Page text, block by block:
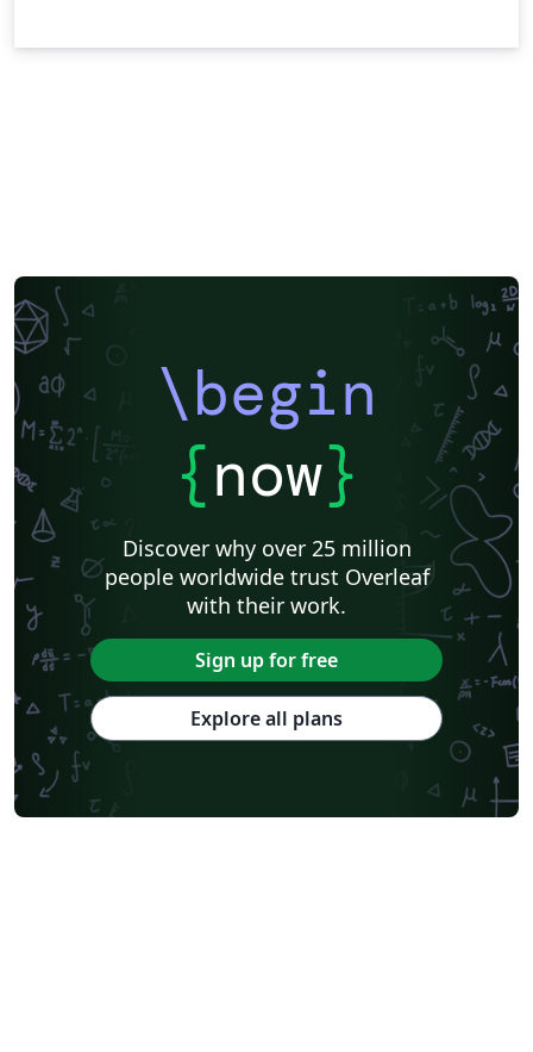
\begin
{now}
Discover why over 25 million
people worldwide trust Overleaf
with their work.
Sign up for free
Explore all plans